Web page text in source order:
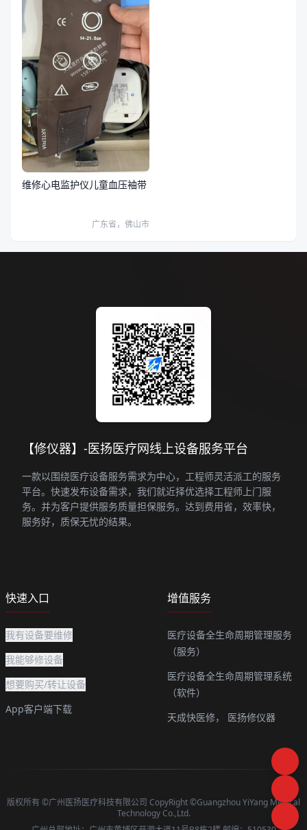
维修心电监护仪儿童血压袖带
广东省，佛山市
【修仪器】-医扬医疗网线上设备服务平台
一款以围绕医疗设备服务需求为中心，工程师灵活派工的服务
平台。快速发布设备需求，我们就近择优选择工程师上门服
务。并为客户提供服务质量担保服务。达到费用省，效率快，
服务好，质保无忧的结果。
快速入口
我有设备要维修
我能够修设备
想要购买/转让设备
App客户端下载
增值服务
医疗设备全生命周期管理服务
（服务）
医疗设备全生命周期管理系统
（软件）
天成快医修，
医扬修仪器
版权所有 ©广州医扬医疗科技有限公司 CopyRight ©Guangzhou YiYang Medical
Technology Co.,Ltd.